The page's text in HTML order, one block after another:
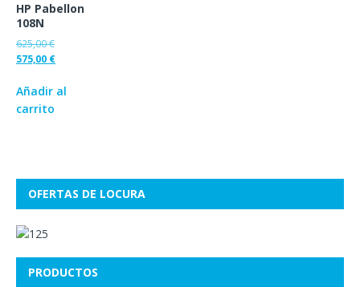
HP Pabellon
108N
625,00€
575,00 €
Añadir al
carrito
OFERTAS DE LOCURA
PRODUCTOS